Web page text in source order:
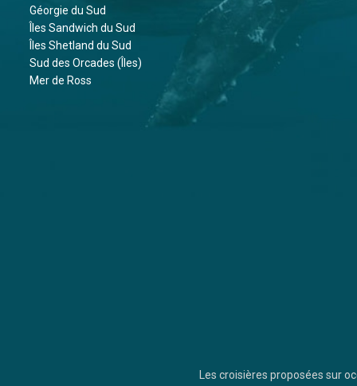
Géorgie du Sud
Îles Sandwich du Sud
Îles Shetland du Sud
Sud des Orcades (Îles)
Mer de Ross
Les croisières proposées sur